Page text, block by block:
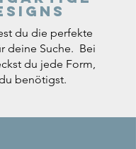
du die perfekte
deine Suche. Bei
du jede Form,
benötigst.